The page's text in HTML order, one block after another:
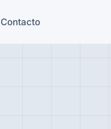
Contacto